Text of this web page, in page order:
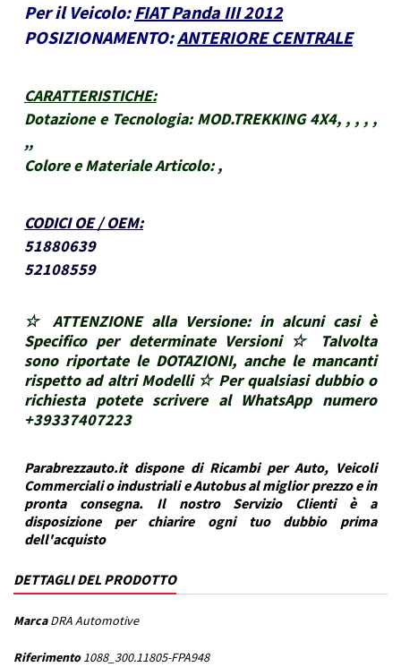
Per il Veicolo: FIAT Panda III 2012
POSIZIONAMENTO:ANTERIORE CENTRALE
CARATTERISTICHE:
Dotazione e Tecnologia: MOD.TREKKING 4X4, , , , ,
,,
Colore e Materiale Articolo: ,
CODICI OE / OEM:
51880639
52108559
☆ ATTENZIONE alla Versione: in alcuni casi è
Specifico per determinate Versioni ☆ Talvolta
sono riportate le DOTAZIONI, anche le mancanti
rispetto ad altri Modelli ☆ Per qualsiasi dubbio o
richiesta potete scrivere al WhatsApp numero
+39337407223
Parabrezzauto.it dispone di Ricambi per Auto, Veicoli
Commerciali o industriali e Autobus al miglior prezzo e in
pronta consegna. Il nostro Servizio Clienti è a
disposizione per chiarire ogni tuo dubbio prima
dell'acquisto
DETTAGLI DEL PRODOTTO
Marca DRA Automotive
Riferimento 1088_300.11805-FPA948